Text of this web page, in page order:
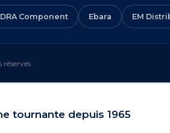
Component Ebara EM
tournante depuis 1965